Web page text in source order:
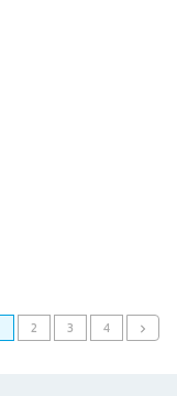
2 3 4